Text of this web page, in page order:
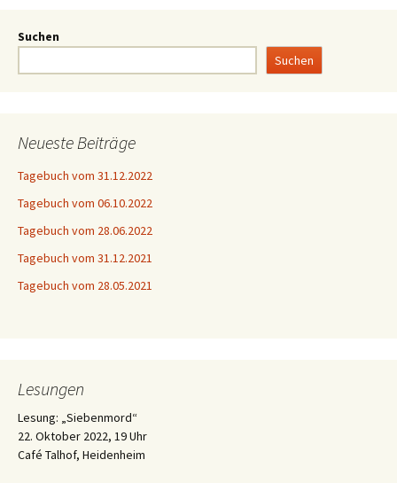
Suchen
Suchen
Neueste Beiträge
Tagebuch vom 31.12.2022
Tagebuch vom 06.10.2022
Tagebuch vom 28.06.2022
Tagebuch vom 31.12.2021
Tagebuch vom 28.05.2021
Lesungen
Lesung: „Siebenmord“
22. Oktober 2022, 19 Uhr
Café Talhof, Heidenheim